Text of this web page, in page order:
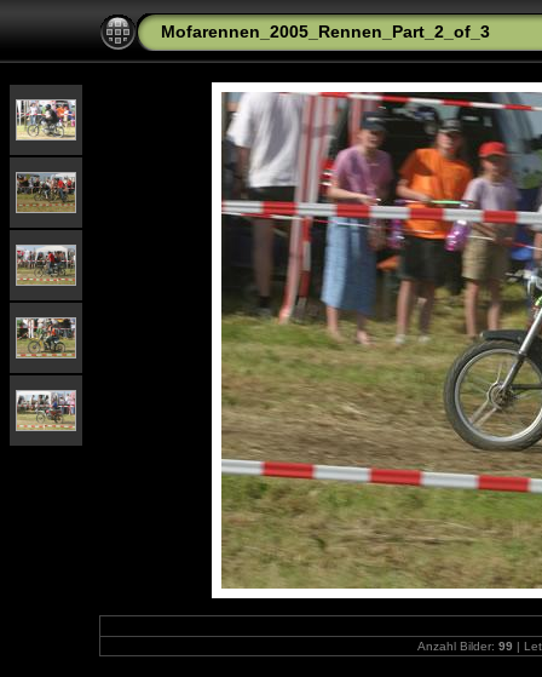
Mofarennen_2005_Rennen_Part_2_of_3
Anzahl Bilder: 99 |